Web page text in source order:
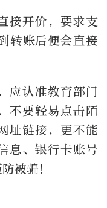
接开价，要求支
转账后便会直接
应认准教育部门
不要轻易点击陌
址链接，更不能
息、银行卡账号
被骗！